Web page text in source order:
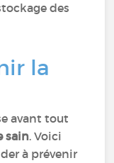
des
la
avant tout
sain. Voici
à prévenir